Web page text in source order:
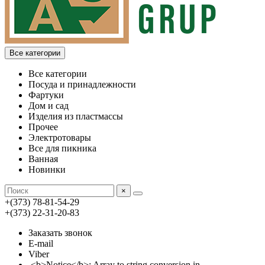
Все категории
Все категории
Посуда и принадлежности
Фартуки
Дом и сад
Изделия из пластмассы
Прочее
Электротовары
Все для пикника
Ванная
Новинки
×
+(373) 78-81-54-29
+(373) 22-31-20-83
Заказать звонок
E-mail
Viber